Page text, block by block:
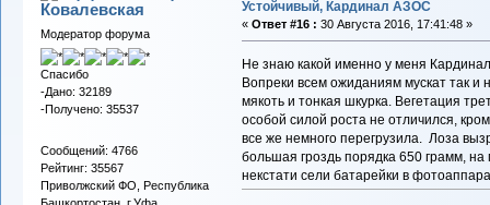
Ковалевская
Модератор форума
Спасибо
-Дано: 32189
-Получено: 35537
Сообщений: 4766
Рейтинг: 35567
Приволжский ФО, Республика
Башкортостан, г.Уфа
Устойчивый, Кардинал АЗОС
« Ответ #16 : 30 Августа 2016, 17:41:48 »
Не знаю какой именно у меня
Вопреки всем ожиданиям мускат так и
мякоть и тонкая шкурка. Вегетация
особой силой роста не отличился,
все же немного перегрузила. Лоза
большая гроздь порядка 650 грамм,
некстати сели батарейки в